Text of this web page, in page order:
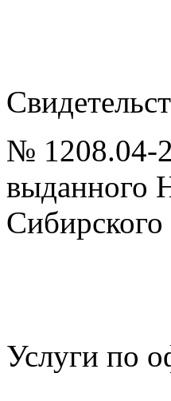
№ 1208.04-
выданного
Сибирского
Услуги по